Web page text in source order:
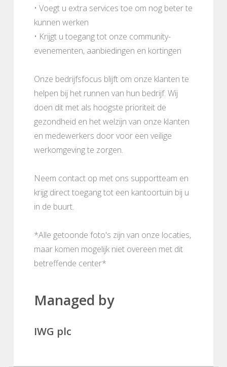
• Voegt u extra services toe om nog beter te
kunnen werken
• Krijgt u toegang tot onze community-
evenementen, aanbiedingen en kortingen
Onze bedrijfsfocus blijft om onze klanten te
helpen bij het runnen van hun bedrijf. Wij
doen dit met als hoogste prioriteit de
gezondheid en het welzijn van onze klanten
en medewerkers door voor een veilige
werkomgeving te zorgen.
Neem contact op met ons supportteam en
krijg direct toegang tot een kantoortuin bij u
in de buurt.
*Alle getoonde foto's zijn van onze locaties,
maar komen mogelijk niet overeen met dit
betreffende center*
Managed by
IWG plc